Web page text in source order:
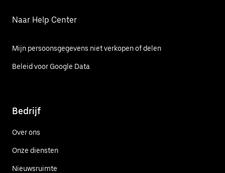
Naar Help Center
Mijn persoonsgegevens niet verkopen of delen
Beleid voor Google Data
Bedrijf
Over ons
Onze diensten
Nieuwsruimte